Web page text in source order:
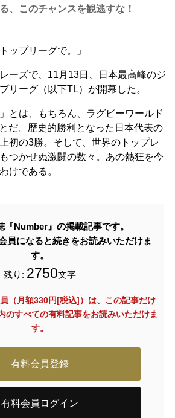
、このチャンスを観逃すな！
ップリーグで。」
ーズで、11月13日、日本最高峰のジ
リーグ（以下TL）が開幕した。
とは、もちろん、ラグビーワールド
だ。歴史的勝利となった日本代表の
初の3勝。そして、世界のトップレ
つかせぬ激闘の数々。あの熱狂を今
けである。
『Number』の掲載記事です。
員になると続きをお読みいただけま
す。
残り: 2750文字
（月額330円[税込]）は、この記事だけ
のすべての有料記事をお読みいただけま
す。
有料会員登録
有料会員ログイン